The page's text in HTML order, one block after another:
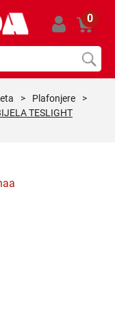
0
> plafonjere
>
TESLIGHT